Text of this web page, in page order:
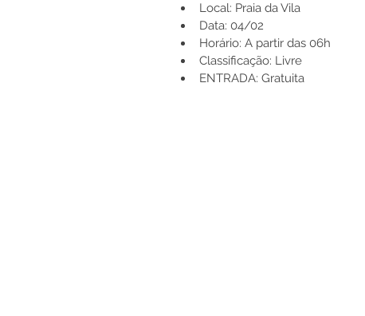
Local: Praia da Vila
Data: 04/02
Horário: A partir das 06h
Classificação: Livre
ENTRADA: Gratuita